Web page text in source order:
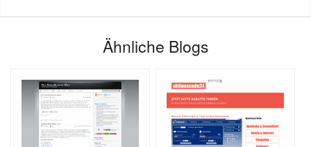
Ähnliche Blogs